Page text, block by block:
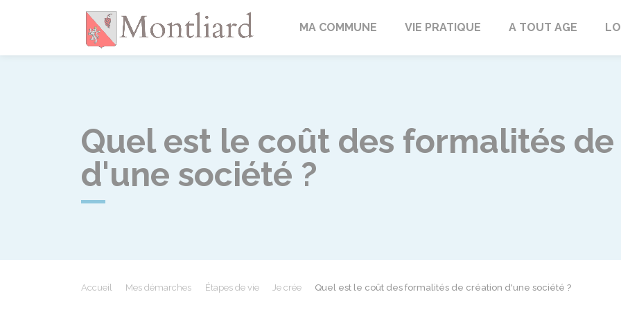
MontliardMA COMMUNE VIE PRATIQUE A TOUT AGE
Quel est le coût des formalités
d'une société ?
Accueil Mes démarches Étapes de vie Je crée Quel est le coût des formalités de création d'une société ?